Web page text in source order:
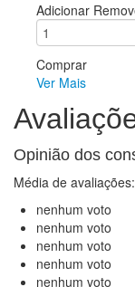
Adicionar
Comprar
Ver Mais
Opinião dos
Média de avaliações:
nenhum voto
nenhum voto
nenhum voto
nenhum voto
nenhum voto